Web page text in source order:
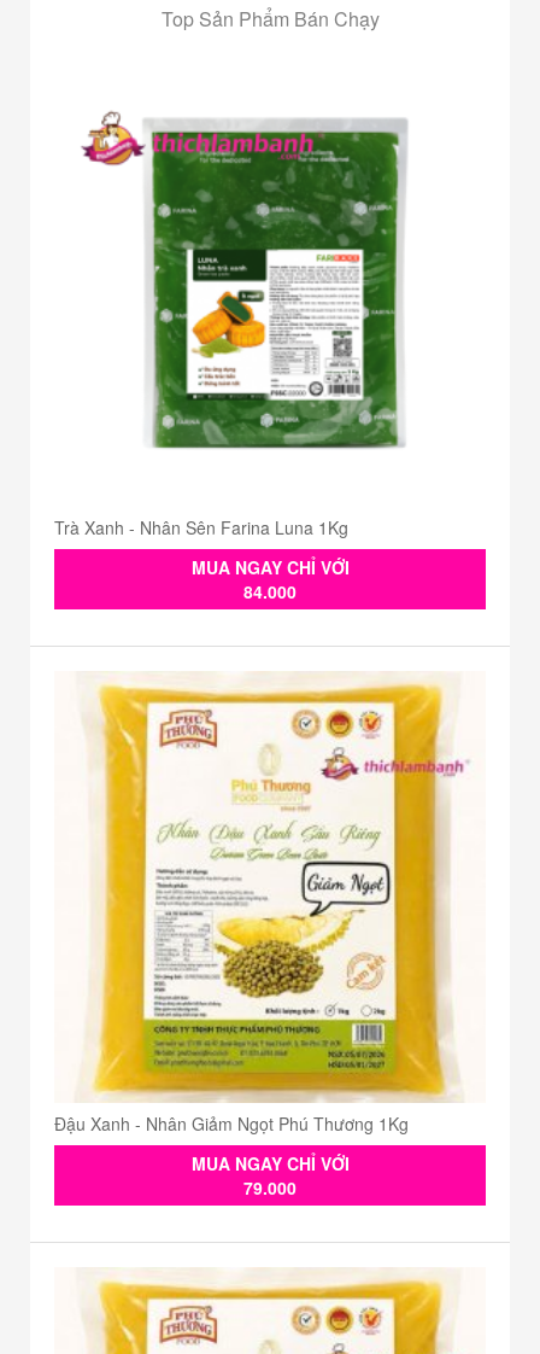
Top Sản Phẩm Bán Chạy
Trà Xanh - Nhân Sên Farina Luna 1Kg
MUA NGAY CHỈ VỚI
84.000
Đậu Xanh - Nhân Giảm Ngọt Phú Thương 1Kg
MUA NGAY CHỈ VỚI
79.000